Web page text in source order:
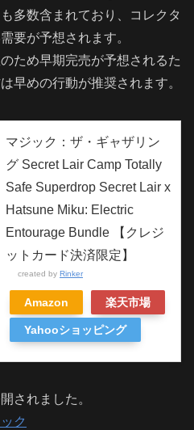
多数含まれており、コレクタ
要が予想されます。
ため早期完売が予想されるた
早めの行動が推奨されます。
マジック：ザ・ギャザリン
グ Secret Lair Camp Totally
Safe Superdrop Secret Lair x
Hatsune Miku: Electric
Entourage Bundle 【クレジ
ットカード決済限定】
created by Rinker
Amazon 楽天市場
Yahooショッピング
されました。
ク